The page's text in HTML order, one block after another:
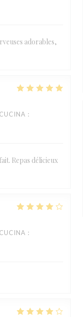
adorables,
CUCINA :
Repas délicieux
CUCINA :